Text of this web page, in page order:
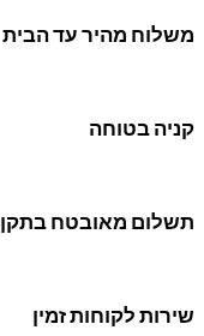
משלוח מהיר עד הבית
קניה בטוחה
תשלום מאובטח בתקן PCI
שירות לקוחות זמין